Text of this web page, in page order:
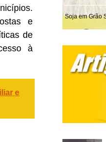
e
de
à
e